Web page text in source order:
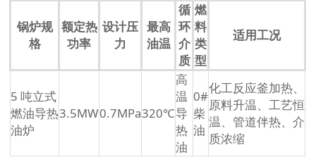
锅炉规
格
额定热
功率
设计压
力
最高
油温
循
环
介
质
燃
料
类
型
适用工况
5 吨立式
燃油导热
油炉
3.5MW0.7MPa320℃
高
温
导
热
油
0#
柴
油
化工反应釜加热、
原料升温、工艺恒
温、管道伴热、介
质浓缩